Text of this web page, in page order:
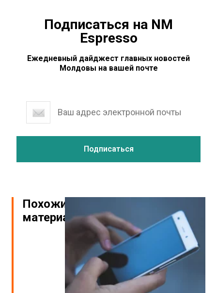
Подписаться на NM
Espresso
Ежедневный дайджест главных новостей
Молдовы на вашей почте
Похожие
материалы